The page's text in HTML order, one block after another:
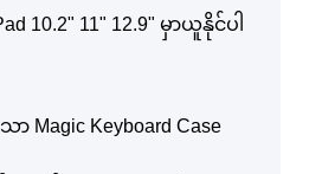
10.2" 11" 12.9" မှာယူနိုင်ပါ
Magic Keyboard Case